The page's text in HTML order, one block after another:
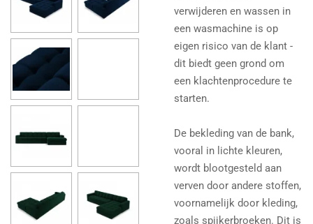
verwijderen en wassen in
een wasmachine is op
eigen risico van de klant -
dit biedt geen grond om
een ​​klachtenprocedure te
starten.
De bekleding van de bank,
vooral in lichte kleuren,
wordt blootgesteld aan
verven door andere stoffen,
voornamelijk door kleding,
zoals spijkerbroeken. Dit is